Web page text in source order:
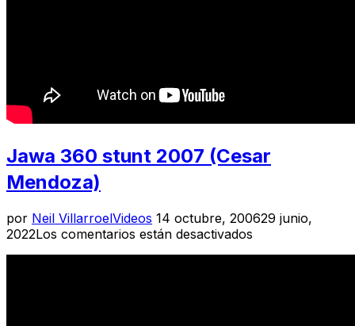
Jawa 360 stunt 2007 (Cesar
Mendoza)
por Neil VillarroelVideos Publicado
el
14 octubre, 200629 junio,
2022Los comentarios están desactivados